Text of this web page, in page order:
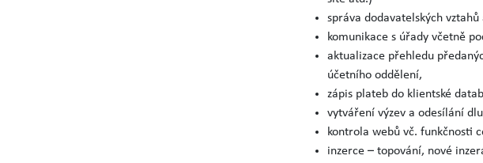
správa dodavatelských
komunikace s úřady včetně
aktualizace přehledu
účetního oddělení,
zápis plateb do klientské
vytváření výzev a odesílání
kontrola webů vč. funkčnosti
inzerce – topování, nové